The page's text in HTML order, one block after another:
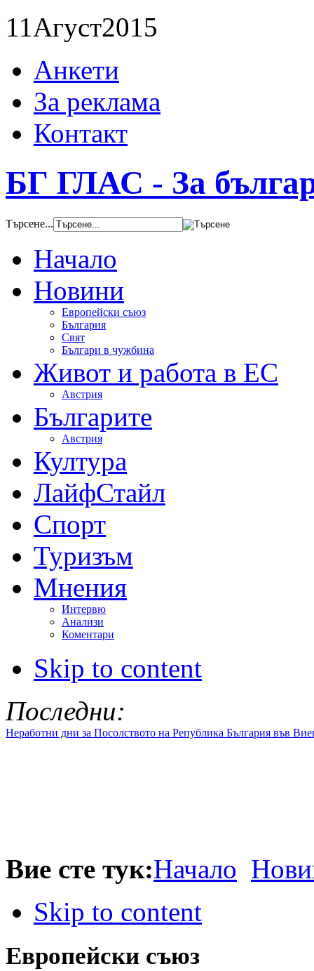
11Агуст2015
Анкети
За реклама
Контакт
БГ ГЛАС - За
Търсене...
Начало
Новини
Европейски съюз
България
Свят
Българи в чужбина
Живот и работа в ЕС
Австрия
Българите
Австрия
Култура
ЛайфСтайл
Спорт
Туризъм
Мнения
Интервю
Анализи
Коментари
Skip to content
Последни:
Неработни дни за Посолството на Република България във
Вие сте тук:Начало
Skip to content
Европейски съюз